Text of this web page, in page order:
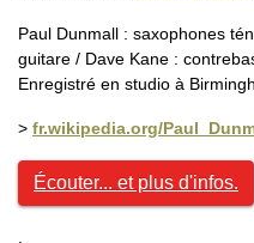
Paul Dunmall : saxophones
guitare / Dave Kane :
Enregistré en studio à
> fr.wikipedia.org/
Écouter... et plus d'infos.